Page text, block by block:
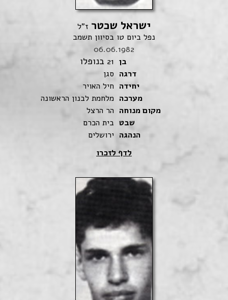
ישראל שכטר ז"ל
נפל ביום טו בסיוון תשמב
06.06.1982
בן 21 בנופלו
דרגה סגן
יחידה חיל האויר
מערכה מלחמת לבנון הראשונה
מקום מנוחה הר הרצל
שבט בית הכרם
הנהגה ירושלים
לדף לזכרו